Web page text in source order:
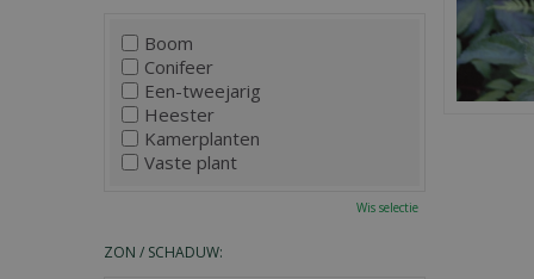
Boom
Conifeer
Een-tweejarig
Heester
Kamerplanten
Vaste plant
Wis selectie
ZON / SCHADUW: